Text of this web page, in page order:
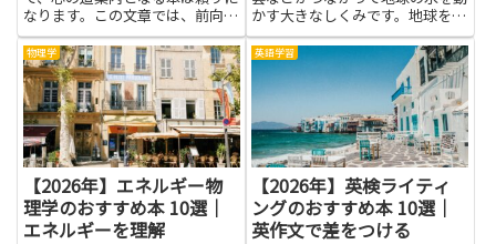
なります。この文章では、前向き
な気持ちを育てつつ、片思いを前
に進めるためのヒントをやさしく
学べる雰囲気を伝えます。登場人
物の気持ちを読み解くコツや、会
話のコツ、距離の取り方といっ
た...
かす大きなしくみです。地球を巡
る水を理解することは、自然と私
たちの暮らしをつなぐ鍵となりま
す。雨がどのように作られ、川や
地下水がどうして育まれるのかを
知ると、水を大切に使う工夫
や、...
物理学
【2026年】エネルギー物
理学のおすすめ本 10選｜
エネルギーを理解
英語学習
【2026年】英検ライティ
ングのおすすめ本 10選｜
英作文で差をつける